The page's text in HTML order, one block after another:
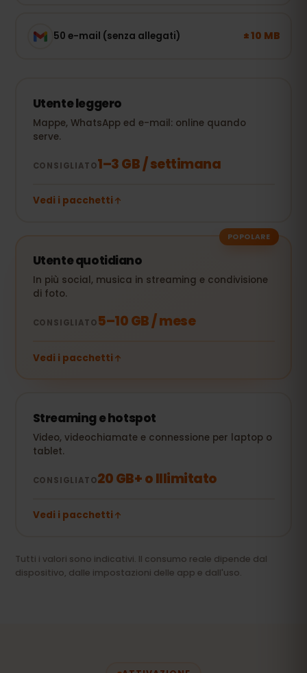
50 e-mail (senza allegati) ± 10 MB
Utente leggero
Mappe, WhatsApp ed e-mail: online quando
serve.
CONSIGLIATO1–3 GB / settimana
Vedi i pacchetti
POPOLARE
Utente quotidiano
In più social, musica in streaming e condivisione
di foto.
CONSIGLIATO5–10 GB / mese
Vedi i pacchetti
Streaming e hotspot
Video, videochiamate e connessione per laptop o
tablet.
CONSIGLIATO20 GB+ o Illimitato
Vedi i pacchetti
Tutti i valori sono indicativi. Il consumo reale dipende dal
dispositivo, dalle impostazioni delle app e dall'uso.